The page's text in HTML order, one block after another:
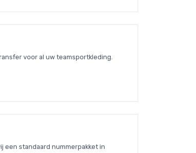
voor al uw teamsportkleding.
een standaard nummerpakket in